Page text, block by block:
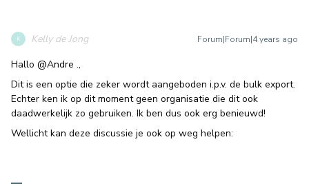
K Kelly de Jong Forum|Forum|4 years ago
Hallo @Andre .,
Dit is een optie die zeker wordt aangeboden i.p.v. de bulk export.
Echter ken ik op dit moment geen organisatie die dit ook
daadwerkelijk zo gebruiken. Ik ben dus ook erg benieuwd!
Wellicht kan deze discussie je ook op weg helpen: